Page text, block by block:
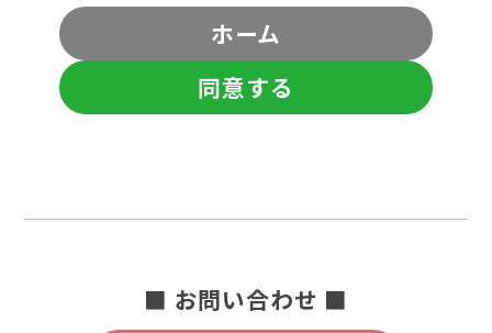
ホーム
同意する
■ お問い合わせ ■